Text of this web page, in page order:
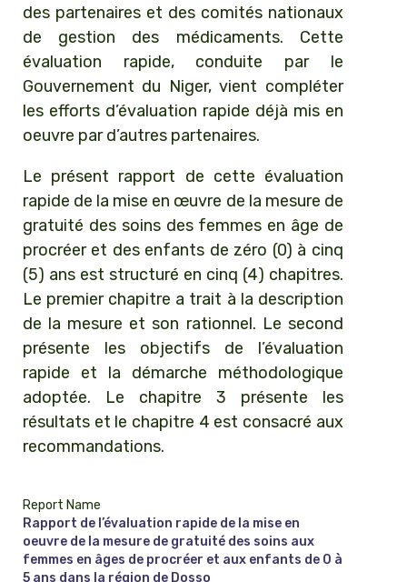
des partenaires et des comités nationaux
de gestion des médicaments. Cette
évaluation rapide, conduite par le
Gouvernement du Niger, vient compléter
les efforts d’évaluation rapide déjà mis en
oeuvre par d’autres partenaires.
Le présent rapport de cette évaluation
rapide de la mise en œuvre de la mesure de
gratuité des soins des femmes en âge de
procréer et des enfants de zéro (0) à cinq
(5) ans est structuré en cinq (4) chapitres.
Le premier chapitre a trait à la description
de la mesure et son rationnel. Le second
présente les objectifs de l’évaluation
rapide et la démarche méthodologique
adoptée. Le chapitre 3 présente les
résultats et le chapitre 4 est consacré aux
recommandations.
Report Name
Rapport de l’évaluation rapide de la mise en
oeuvre de la mesure de gratuité des soins aux
femmes en âges de procréer et aux enfants de 0 à
5 ans dans la région de Dosso